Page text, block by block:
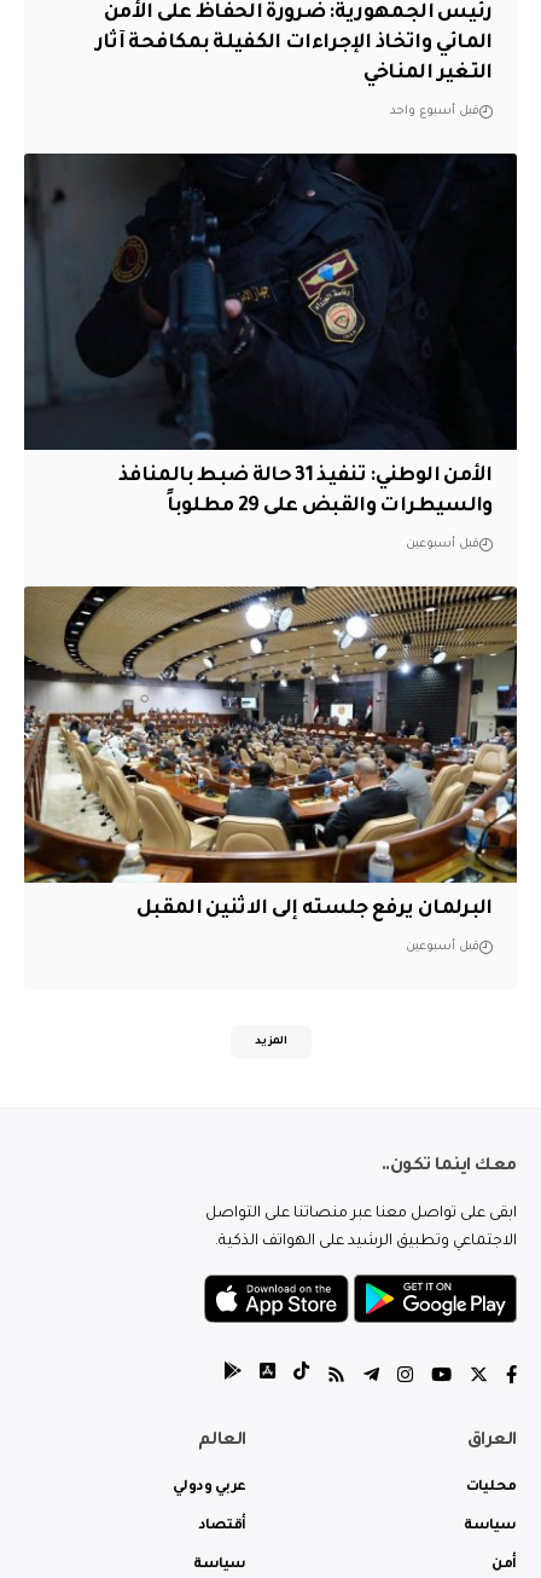
رئيس الجمهورية: ضرورة الحفاظ على الأمن
المائي واتخاذ الإجراءات الكفيلة بمكافحة آثار
التغير المناخي
قبل أسبوع واحد
الأمن الوطني: تنفيذ 31 حالة ضبط بالمنافذ
والسيطرات والقبض على 29 مطلوباً
قبل أسبوعين
البرلمان يرفع جلسته إلى الاثنين المقبل
قبل أسبوعين
المزيد
معك اينما تكون..
ابقى على تواصل معنا عبر منصاتنا على التواصل
الاجتماعي وتطبيق الرشيد على الهواتف الذكية.
العراق
محليات
سياسة
أمن
العالم
عربي ودولي
أقتصاد
سياسة